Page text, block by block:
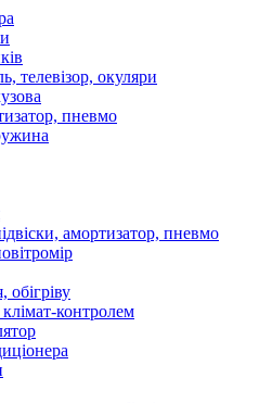
телевізор, окуляри
пневмо
амортизатор, пневмо
контролем